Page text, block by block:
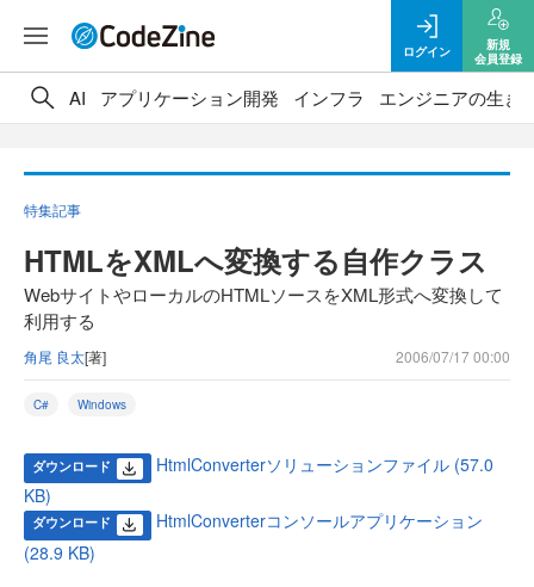
ログイン
新規
会員登録
AI アプリケーション開発 インフラ エンジニアの生き
特集記事
HTMLをXMLへ変換する自作クラス
WebサイトやローカルのHTMLソースをXML形式へ変換して
利用する
角尾 良太[著] 2006/07/17 00:00
C# Windows
ダウンロード
HtmlConverterソリューションファイル (57.0
KB)
ダウンロード
HtmlConverterコンソールアプリケーション
(28.9 KB)